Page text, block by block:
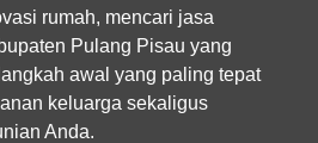
rumah, mencari jasa
Pulang Pisau yang
awal yang paling tepat
keluarga sekaligus
Anda.